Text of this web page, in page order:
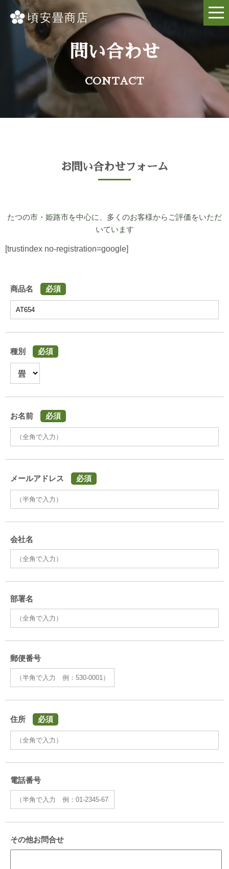
問い合わせ
CONTACT
お問い合わせフォーム
たつの市・姫路市を中心に、多くのお客様からご評価をいただ
いています
[trustindex no-registration=google]
商品名 必須
種別 必須
お名前 必須
メールアドレス 必須
会社名
部署名
郵便番号
住所 必須
電話番号
その他お問合せ